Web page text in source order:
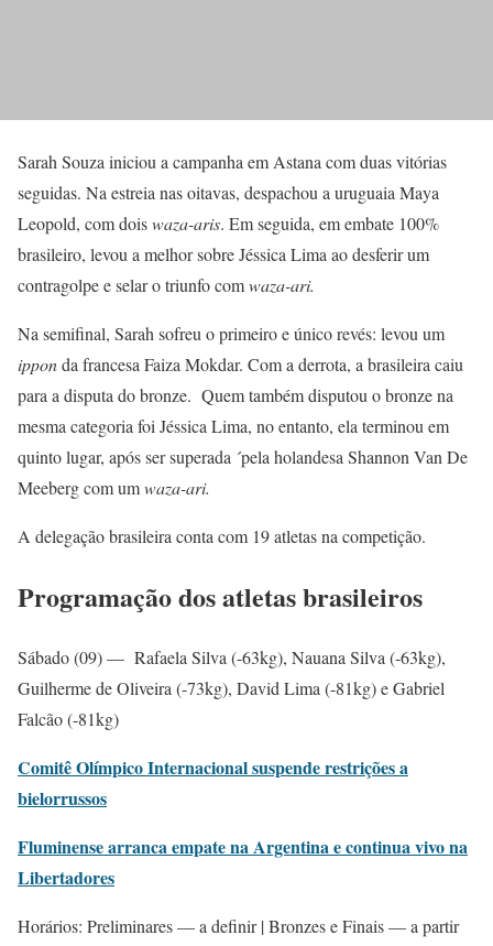
Sarah Souza iniciou a campanha em Astana com duas vitórias
seguidas. Na estreia nas oitavas, despachou a uruguaia Maya
Leopold, com doiswaza-aris. Em seguida, em embate 100%
brasileiro, levou a melhor sobre Jéssica Lima ao desferir um
contragolpe e selar o triunfo comwaza-ari.
Na semifinal, Sarah sofreu o primeiro e único revés: levou um
ipponda francesa Faiza Mokdar. Com a derrota, a brasileira caiu
para a disputa do bronze. Quem também disputou o bronze na
mesma categoria foi Jéssica Lima, no entanto, ela terminou em
quinto lugar, após ser superada ´pela holandesa Shannon Van De
Meeberg com umwaza-ari.
A delegação brasileira conta com 19 atletas na competição.
Programação dos atletas brasileiros
Sábado (09) — Rafaela Silva (-63kg), Nauana Silva (-63kg),
Guilherme de Oliveira (-73kg), David Lima (-81kg) e Gabriel
Falcão (-81kg)
Comitê Olímpico Internacional suspende restrições a
bielorrussos
Fluminense arranca empate na Argentina e continua vivo na
Libertadores
Horários: Preliminares — a definir | Bronzes e Finais — a partir